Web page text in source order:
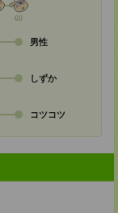
60
男性
しずか
コツコツ